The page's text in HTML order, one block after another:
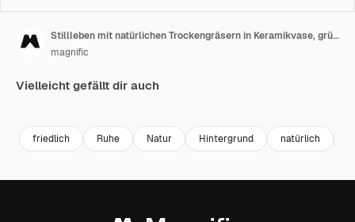
Stillleben mit natürlichen Trockengräsern in Keramikvase, grüner Pflanze und weichen Handtüchern als Teil der entspannenden Spa-Dekoration
magnific
Vielleicht gefällt dir auch
friedlich Ruhe Natur Hintergrund natürlich